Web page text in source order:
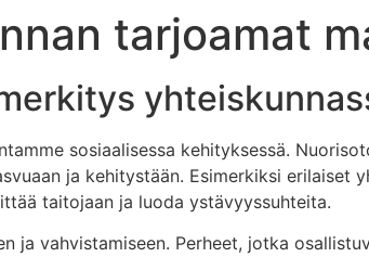
tarjoamat
sosiaalisessa kehityksessä.
ja kehitystään. Esimerkiksi erilaiset
taitojaan ja luoda ystävyyssuhteita.
ja vahvistamiseen. Perheet, jotka